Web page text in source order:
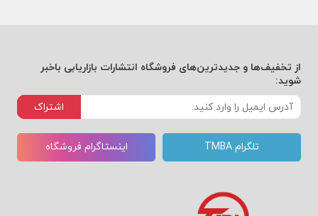
از تخفیف‌ها و جدیدترین‌های فروشگاه انتشارات بازاریابی باخبر
شوید:
اشتراک
تلگرام TMBA اینستاگرام فروشگاه